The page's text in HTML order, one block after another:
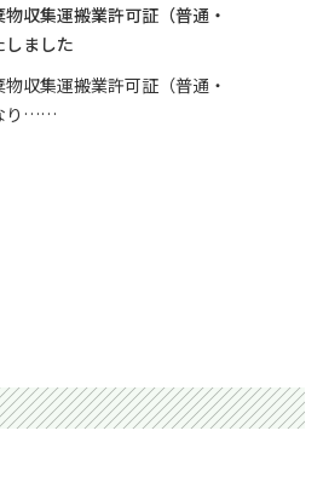
収集運搬業許可証（普通・
ました
収集運搬業許可証（普通・
り……